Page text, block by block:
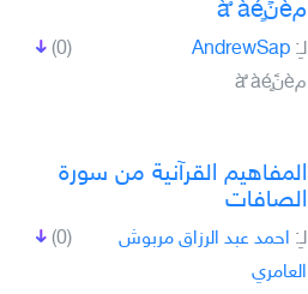
مèنًà ٌàéٍ
(0) لـِ: AndrewSap
مèنًà ٌàéٍ
المفاهيم القرآنية من سورة
الصافات
(0) لـِ: احمد عبد الرزاق مربوش
العامري